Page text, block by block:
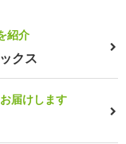
紹介
クス
届けします